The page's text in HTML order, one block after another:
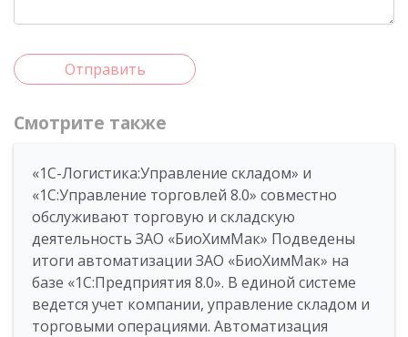
Отправить
Смотрите также
«1С-Логистика:Управление складом» и
«1С:Управление торговлей 8.0» совместно
обслуживают торговую и складскую
деятельность ЗАО «БиоХимМак» Подведены
итоги автоматизации ЗАО «БиоХимМак» на
базе «1С:Предприятия 8.0». В единой системе
ведется учет компании, управление складом и
торговыми операциями. Автоматизация